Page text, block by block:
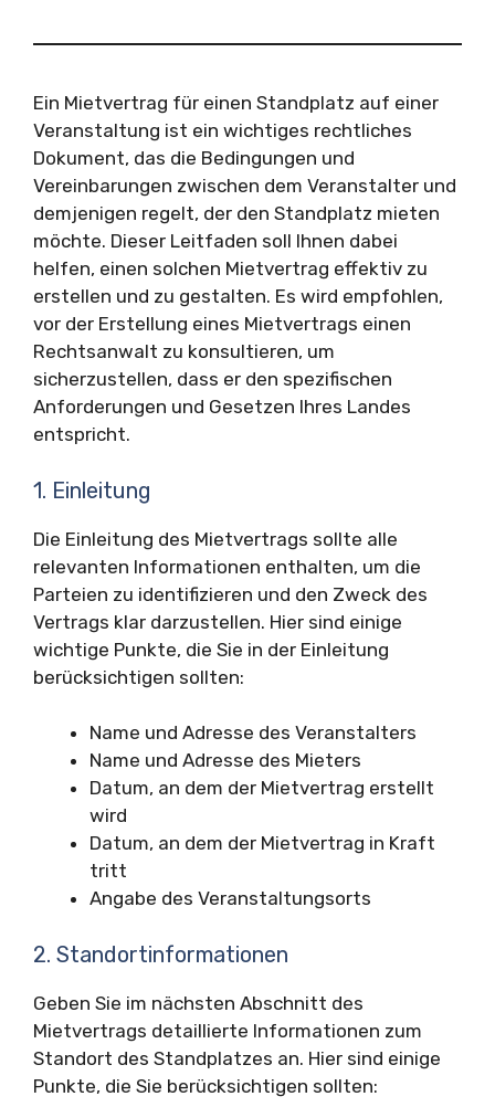
Ein Mietvertrag für einen Standplatz auf einer
Veranstaltung ist ein wichtiges rechtliches
Dokument, das die Bedingungen und
Vereinbarungen zwischen dem Veranstalter und
demjenigen regelt, der den Standplatz mieten
möchte. Dieser Leitfaden soll Ihnen dabei
helfen, einen solchen Mietvertrag effektiv zu
erstellen und zu gestalten. Es wird empfohlen,
vor der Erstellung eines Mietvertrags einen
Rechtsanwalt zu konsultieren, um
sicherzustellen, dass er den spezifischen
Anforderungen und Gesetzen Ihres Landes
entspricht.
1. Einleitung
Die Einleitung des Mietvertrags sollte alle
relevanten Informationen enthalten, um die
Parteien zu identifizieren und den Zweck des
Vertrags klar darzustellen. Hier sind einige
wichtige Punkte, die Sie in der Einleitung
berücksichtigen sollten:
Name und Adresse des Veranstalters
Name und Adresse des Mieters
Datum, an dem der Mietvertrag erstellt
wird
Datum, an dem der Mietvertrag in Kraft
tritt
Angabe des Veranstaltungsorts
2. Standortinformationen
Geben Sie im nächsten Abschnitt des
Mietvertrags detaillierte Informationen zum
Standort des Standplatzes an. Hier sind einige
Punkte, die Sie berücksichtigen sollten: